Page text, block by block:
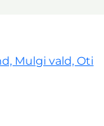
Mulgi vald, Oti